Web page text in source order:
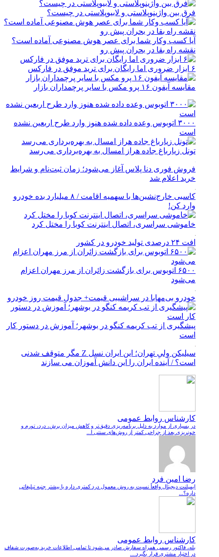
فرق بین واژینوپلاستی و لابیوپلاستی در چیست؟
آیا کسب وکار شما برای عصر هوش مصنوعی آماده است؟
نقشه راه بقا در بحران پیش رو
۶ ابزار ضروری اما رایگان برای ترید موفق در فارکس
مقایسه آیفون ۱۶ پرو مکس با سایر پرچمداران بازار
۳۰۰۰ اتوبوس وعده داده شده هنوز وارد طرح اربعین نشده
است
تونل زیارباغ جاده هراز امسال به بهره‌برداری می‌رسد
فروش فوری دنا پلاس آغاز می‌شود؛ زمان ثبت‌نام و شرایط
خرید اعلام شد
کاسبی خارج‌نشین‌ها با سهمیه اقامت / ۸ میلیارد بده خودرو
وارد کن!
خاموشی سراسری، اتصال اینترنت کوبا را مختل کرد
افت ۲۴ درصدی تولید خودرو در کشور
۶۵۰۰ اتوبوس برای بازگشت زائران از مرز مهران اعزام
می‌شود
خودرو بی‌مهابا در سراشیبی قیمت+ جدول قیمت روز خودرو
پیشگیری از تب کریمه کنگو در بوشهر؛ آموزش در دستور کار
است
سیلیکن ولیِ تهران؛ این ایران نسل Z مگر متوقف شدنی
است؟ / آینده ایران را این دانش آموزان می سازند
کارشناس روابط عمومی
در بسیاری از موارد به دلیل برنامه‌ریزی دقیق‌تر و کاهش میزان برش، درد، تورم و
خونریزی بعد از جراحی کمتر از روش‌های سنتی ا...
رضا امین فرد
ایمپلنت دیجیتال واقعاً نسبت به روش معمول درد کمتری داره یا بیشتر جنبه تبلیغاتی
داره؟...
کارشناس روابط عمومی
بله، فاکتور رسمی همراه سفارش صادر می‌شود تا تمامی اطلاعات خرید به‌صورت شفاف
در اختیار مشتری قرار بگیرد....